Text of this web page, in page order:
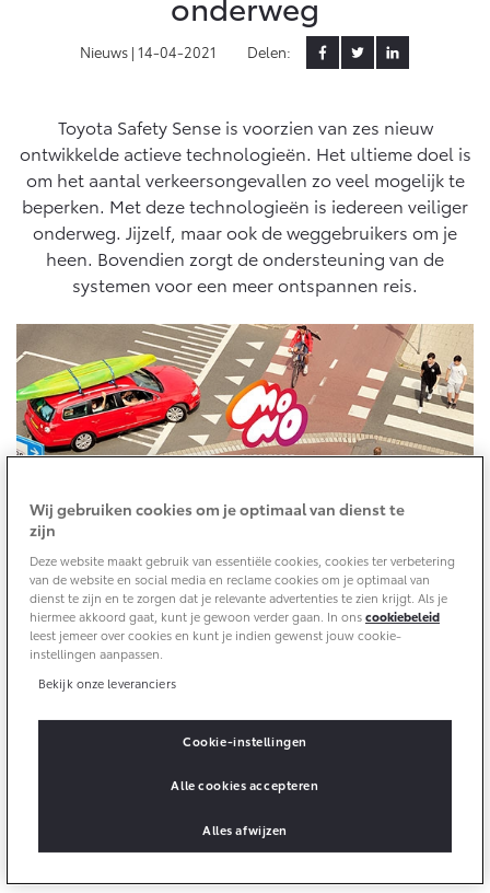
Vakantiecheck
Toyota Service Documentatie (SIL)
Schade & Garantie
Toyota Pechhulp
Schade & Glasherstel
Toyota fabrieksgarantie
10 jaar Toyota garantie
10 jaar batterijgarantie
Onderdelen
Accessoires
Banden
Connected
Connected Services
Multimedia
Connected check
Contact en route
Nieuws | 14-04-2021 Delen:
Toyota Safety Sense is voorzien van zes nieuw
ontwikkelde actieve technologieën. Het ultieme doel is
om het aantal verkeersongevallen zo veel mogelijk te
beperken. Met deze technologieën is iedereen veiliger
onderweg. Jijzelf, maar ook de weggebruikers om je
heen. Bovendien zorgt de ondersteuning van de
systemen voor een meer ontspannen reis.
Rij MONO
Voor veilig rijden helpt het natuurlijk ook om afleiding
in de auto te voorkomen. Denk aan de
zorgt ervoor dat je veel minder snel reageert op
gevaarlijke situaties. Het is dan ook een belangrijke
oorzaak voor verkeersongevallen. Het risico op een
ongeval neemt bij telefoongebruik zelfs met 25 procent
op stil, zodat je niet wordt afgeleid door
binnenkomende berichtjes.
Wij gebruiken cookies om je optimaal van dienst te
zijn
Deze website maakt gebruik van essentiële cookies, cookies ter verbetering
van de website en social media en reclame cookies om je optimaal van
dienst te zijn en te zorgen dat je relevante advertenties te zien krijgt. Als je
hiermee akkoord gaat, kunt je gewoon verder gaan. In onscookiebeleid
leest jemeer over cookies en kunt je indien gewenst jouw cookie-
instellingen aanpassen.
Bekijk onze leveranciers
Cookie-instellingen
Alles afwijzen
Alle cookies accepteren